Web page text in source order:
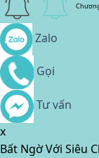
Zalo
Gọi
Tư vấn
x
Bất Ngờ Với Siêu